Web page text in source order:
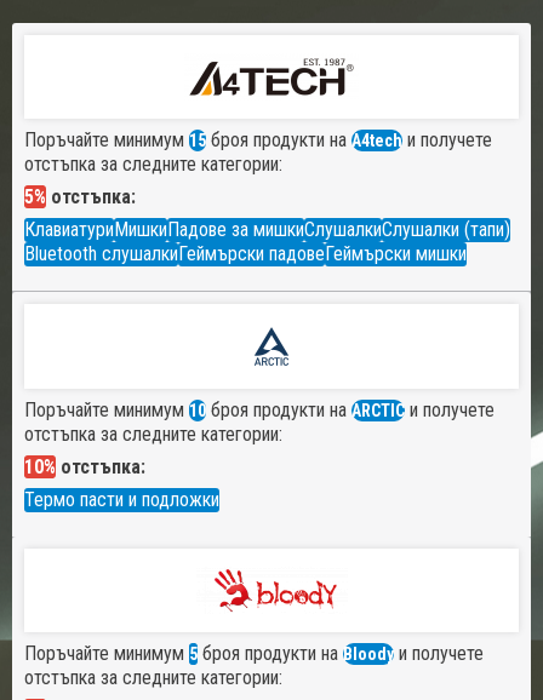
Поръчайте минимум 15 броя продукти на A4tech и получете
отстъпка за следните категории:
5% отстъпка:
КлавиатуриМишкиПадове за мишкиСлушалкиСлушалки (тапи)
Bluetooth слушалкиГеймърски падовеГеймърски мишки
Поръчайте минимум 10 броя продукти на ARCTIC и получете
отстъпка за следните категории:
10% отстъпка:
Термо пасти и подложки
Поръчайте минимум 5 броя продукти на Bloody и получете
отстъпка за следните категории: